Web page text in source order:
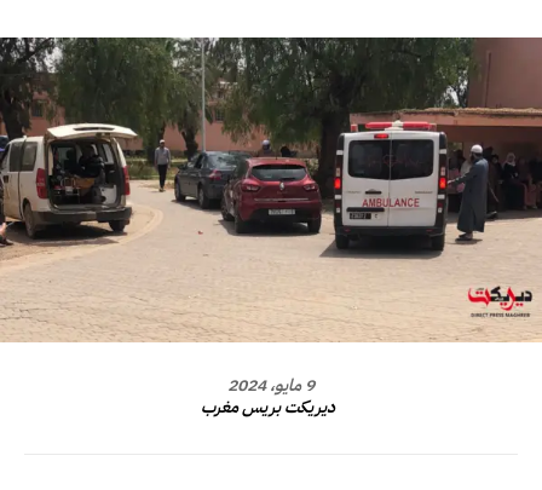
9 مايو، 2024
ديريكت بريس مغرب